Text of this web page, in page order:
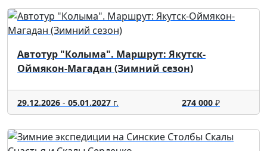
Автотур "Колыма". Маршрут: Якутск-
Оймякон-Магадан (Зимний сезон)
29.12.2026 - 05.01.2027 г. 274 000₽